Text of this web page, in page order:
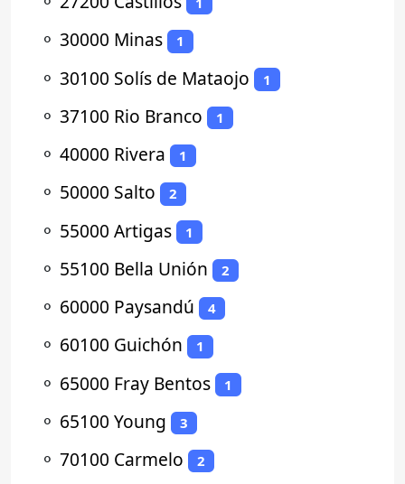
⚬ 30000 Minas 1
⚬ 30100 Solís de Mataojo 1
⚬ 37100 Rio Branco 1
⚬ 40000 Rivera 1
⚬ 50000 Salto 2
⚬ 55000 Artigas 1
⚬ 55100 Bella Unión 2
⚬ 60000 Paysandú 4
⚬ 60100 Guichón 1
⚬ 65000 Fray Bentos 1
⚬ 65100 Young 3
⚬ 70100 Carmelo 2